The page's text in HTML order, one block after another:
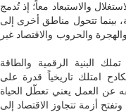
والاستبعاد معاً؛ إذ تُدمج
بينما تتحول مناطق أخرى إلى
والحروب والاقتصاد غير
البنية الرقمية والطاقة
امتلك تاريخياً قدرة على
عن العمل يعني تعطّل الحياة
أزمة تتجاوز الاقتصاد إلى